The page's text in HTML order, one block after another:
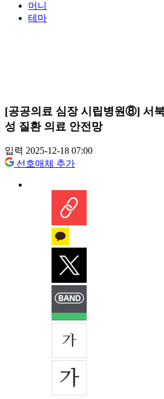
머니
테마
[공공의료 심장 시립병원⑧] 서
성 질환 의료 안전망
입력 2025-12-18 07:00
선호매체 추가